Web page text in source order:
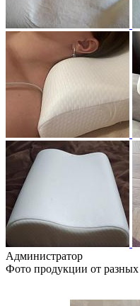
Администратор
Фото продукции от